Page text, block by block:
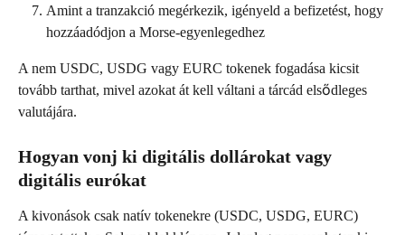
Amint a tranzakció megérkezik, igényeld a befizetést, hogy
hozzáadódjon a Morse-egyenlegedhez
A nem USDC, USDG vagy EURC tokenek fogadása kicsit
tovább tarthat, mivel azokat át kell váltani a tárcád elsődleges
valutájára.
Hogyan vonj ki digitális dollárokat vagy
digitális eurókat
A kivonások csak natív tokenekre (USDC, USDG, EURC)